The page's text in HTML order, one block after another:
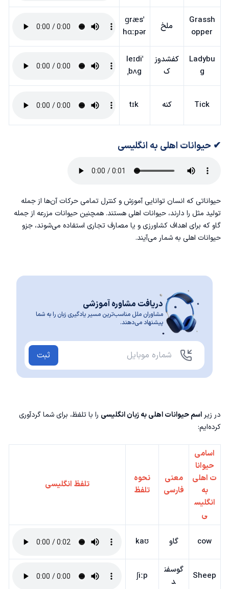
Grassh
opper
ملخ
ˈɡræs
hɑːpər
Ladybu
g
کفشدوز
ک
ˈleɪdi
ˌbʌg
Tick کنه tɪk
✔ حیوانات اهلی به انگلیسی
حیواناتی که انسان توانایی آموزش و کنترل تمامی حرکات آن‌ها از جمله
تولید مثل را دارند، حیوانات اهلی هستند. همچنین حیوانات مزرعه از جمله
گاو که برای اهداف کشاورزی و یا مصارف تجاری استفاده می‌شوند، جزو
حیوانات اهلی به شمار می‌آیند.
دریافت مشاوره آموزشی
مشاوران ملل مناسب‌ترین مسیر یادگیری زبان را به شما
پیشنهاد می‌دهند.
ثبت
در زیراسم حیوانات اهلی به زبان انگلیسی را با تلفظ، برای شما گردآوری
کرده‌ایم:
اسامی
حیوانا
ت اهلی
به
انگلیس
ی
معنی
فارسی
نحوه
تلفظ
تلفظ انگلیسی
cow گاو kaʊ
Sheep
گوسفن
د
ʃiːp